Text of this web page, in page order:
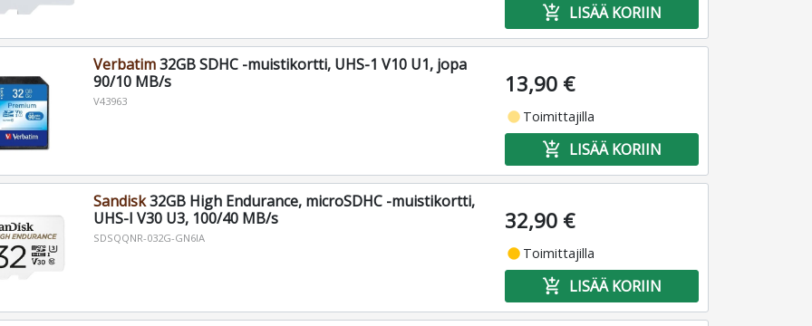
add_shopping_cart LISÄÄ KORIIN
Verbatim32GB SDHC -muistikortti, UHS-1 V10 U1, jopa
90/10 MB/s
V43963
13,90 €
fiber_manual_record Toimittajilla
add_shopping_cart LISÄÄ KORIIN
Sandisk32GB High Endurance, microSDHC -muistikortti,
UHS-I V30 U3, 100/40 MB/s
SDSQQNR-032G-GN6IA
32,90 €
fiber_manual_record Toimittajilla
add_shopping_cart LISÄÄ KORIIN